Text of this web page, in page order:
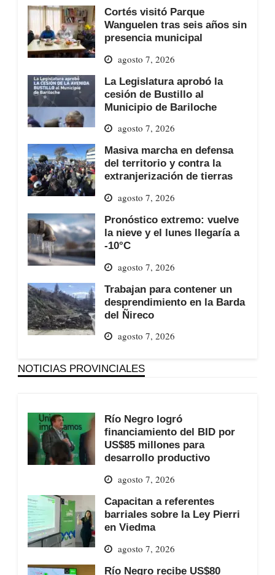
Cortés visitó Parque
Wanguelen tras seis años sin
presencia municipal
agosto 7, 2026
La Legislatura aprobó la
cesión de Bustillo al
Municipio de Bariloche
agosto 7, 2026
Masiva marcha en defensa
del territorio y contra la
extranjerización de tierras
agosto 7, 2026
Pronóstico extremo: vuelve
la nieve y el lunes llegaría a
-10°C
agosto 7, 2026
Trabajan para contener un
desprendimiento en la Barda
del Ñireco
agosto 7, 2026
NOTICIAS PROVINCIALES
Río Negro logró
financiamiento del BID por
US$85 millones para
desarrollo productivo
agosto 7, 2026
Capacitan a referentes
barriales sobre la Ley Pierri
en Viedma
agosto 7, 2026
Río Negro recibe US$80